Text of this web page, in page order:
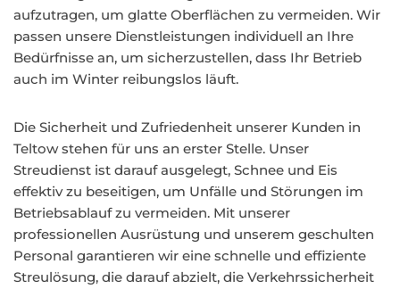
aufzutragen, um glatte Oberflächen zu vermeiden. Wir
passen unsere Dienstleistungen individuell an Ihre
Bedürfnisse an, um sicherzustellen, dass Ihr Betrieb
auch im Winter reibungslos läuft.
Die Sicherheit und Zufriedenheit unserer Kunden in
Teltow stehen für uns an erster Stelle. Unser
Streudienst ist darauf ausgelegt, Schnee und Eis
effektiv zu beseitigen, um Unfälle und Störungen im
Betriebsablauf zu vermeiden. Mit unserer
professionellen Ausrüstung und unserem geschulten
Personal garantieren wir eine schnelle und effiziente
Streulösung, die darauf abzielt, die Verkehrssicherheit